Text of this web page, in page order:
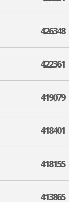
426348
422361
419079
418401
418155
413865